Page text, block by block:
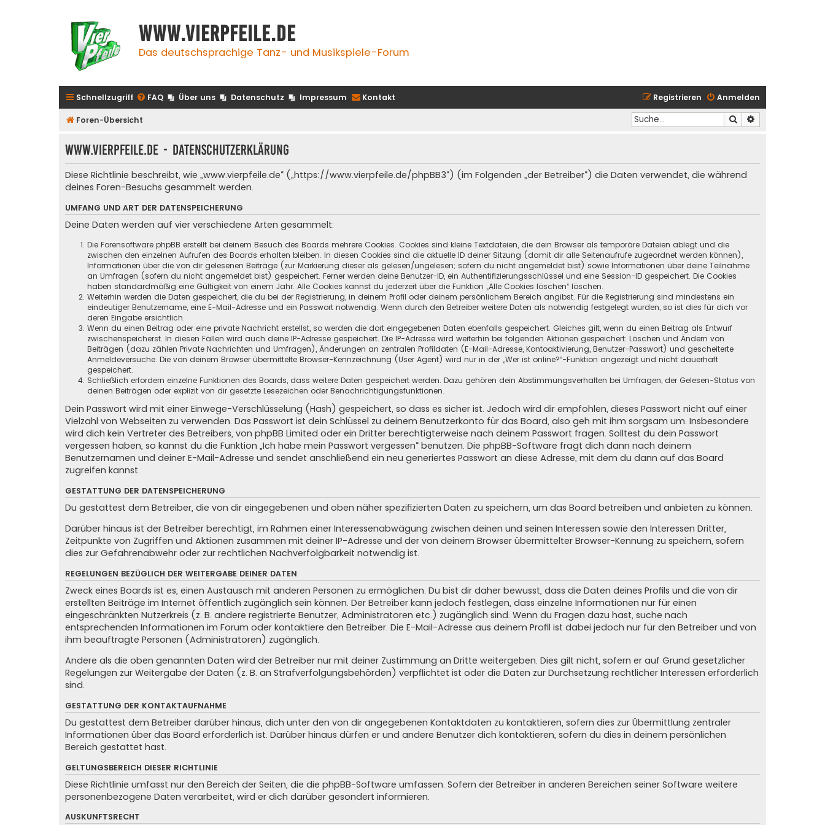
www.vierpfeile.de
Das deutschsprachige Tanz- und Musikspiele-Forum
Schnellzugriff FAQ Über uns Datenschutz Impressum Kontakt Anmelden
Registrieren
Foren-Übersicht Suche
www.vierpfeile.de - Datenschutzerklärung
Diese Richtlinie beschreibt, wie „www.vierpfeile.de“ („https://www.vierpfeile.de/phpBB3“) (im Folgenden „der Betreiber“) die Daten verwendet, die während
deines Foren-Besuchs gesammelt werden.
UMFANG UND ART DER DATENSPEICHERUNG
Deine Daten werden auf vier verschiedene Arten gesammelt:
Die Forensoftware phpBB erstellt bei deinem Besuch des Boards mehrere Cookies. Cookies sind kleine Textdateien, die dein Browser als temporäre Dateien ablegt und die
zwischen den einzelnen Aufrufen des Boards erhalten bleiben. In diesen Cookies sind die aktuelle ID deiner Sitzung (damit dir alle Seitenaufrufe zugeordnet werden können),
Informationen über die von dir gelesenen Beiträge (zur Markierung dieser als gelesen/ungelesen; sofern du nicht angemeldet bist) sowie Informationen über deine Teilnahme
an Umfragen (sofern du nicht angemeldet bist) gespeichert. Ferner werden deine Benutzer-ID, ein Authentifizierungsschlüssel und eine Session-ID gespeichert. Die Cookies
haben standardmäßig eine Gültigkeit von einem Jahr. Alle Cookies kannst du jederzeit über die Funktion „Alle Cookies löschen“ löschen.
Weiterhin werden die Daten gespeichert, die du bei der Registrierung, in deinem Profil oder deinem persönlichem Bereich angibst. Für die Registrierung sind mindestens ein
eindeutiger Benutzername, eine E-Mail-Adresse und ein Passwort notwendig. Wenn durch den Betreiber weitere Daten als notwendig festgelegt wurden, so ist dies für dich vor
deren Eingabe ersichtlich.
Wenn du einen Beitrag oder eine private Nachricht erstellst, so werden die dort eingegebenen Daten ebenfalls gespeichert. Gleiches gilt, wenn du einen Beitrag als Entwurf
zwischenspeicherst. In diesen Fällen wird auch deine IP-Adresse gespeichert. Die IP-Adresse wird weiterhin bei folgenden Aktionen gespeichert: Löschen und Ändern von
Beiträgen (dazu zählen Private Nachrichten und Umfragen), Änderungen an zentralen Profildaten (E-Mail-Adresse, Kontoaktivierung, Benutzer-Passwort) und gescheiterte
Anmeldeversuche. Die von deinem Browser übermittelte Browser-Kennzeichnung (User Agent) wird nur in der „Wer ist online?“-Funktion angezeigt und nicht dauerhaft
gespeichert.
Schließlich erfordern einzelne Funktionen des Boards, dass weitere Daten gespeichert werden. Dazu gehören dein Abstimmungsverhalten bei Umfragen, der Gelesen-Status von
deinen Beiträgen oder explizit von dir gesetzte Lesezeichen oder Benachrichtigungsfunktionen.
Dein Passwort wird mit einer Einwege-Verschlüsselung (Hash) gespeichert, so dass es sicher ist. Jedoch wird dir empfohlen, dieses Passwort nicht auf einer
Vielzahl von Webseiten zu verwenden. Das Passwort ist dein Schlüssel zu deinem Benutzerkonto für das Board, also geh mit ihm sorgsam um. Insbesondere
wird dich kein Vertreter des Betreibers, von phpBB Limited oder ein Dritter berechtigterweise nach deinem Passwort fragen. Solltest du dein Passwort
vergessen haben, so kannst du die Funktion „Ich habe mein Passwort vergessen“ benutzen. Die phpBB-Software fragt dich dann nach deinem
Benutzernamen und deiner E-Mail-Adresse und sendet anschließend ein neu generiertes Passwort an diese Adresse, mit dem du dann auf das Board
zugreifen kannst.
GESTATTUNG DER DATENSPEICHERUNG
Du gestattest dem Betreiber, die von dir eingegebenen und oben näher spezifizierten Daten zu speichern, um das Board betreiben und anbieten zu können.
Darüber hinaus ist der Betreiber berechtigt, im Rahmen einer Interessenabwägung zwischen deinen und seinen Interessen sowie den Interessen Dritter,
Zeitpunkte von Zugriffen und Aktionen zusammen mit deiner IP-Adresse und der von deinem Browser übermittelter Browser-Kennung zu speichern, sofern
dies zur Gefahrenabwehr oder zur rechtlichen Nachverfolgbarkeit notwendig ist.
REGELUNGEN BEZÜGLICH DER WEITERGABE DEINER DATEN
Zweck eines Boards ist es, einen Austausch mit anderen Personen zu ermöglichen. Du bist dir daher bewusst, dass die Daten deines Profils und die von dir
erstellten Beiträge im Internet öffentlich zugänglich sein können. Der Betreiber kann jedoch festlegen, dass einzelne Informationen nur für einen
eingeschränkten Nutzerkreis (z. B. andere registrierte Benutzer, Administratoren etc.) zugänglich sind. Wenn du Fragen dazu hast, suche nach
entsprechenden Informationen im Forum oder kontaktiere den Betreiber. Die E-Mail-Adresse aus deinem Profil ist dabei jedoch nur für den Betreiber und von
ihm beauftragte Personen (Administratoren) zugänglich.
Andere als die oben genannten Daten wird der Betreiber nur mit deiner Zustimmung an Dritte weitergeben. Dies gilt nicht, sofern er auf Grund gesetzlicher
Regelungen zur Weitergabe der Daten (z. B. an Strafverfolgungsbehörden) verpflichtet ist oder die Daten zur Durchsetzung rechtlicher Interessen erforderlich
sind.
GESTATTUNG DER KONTAKTAUFNAHME
Du gestattest dem Betreiber darüber hinaus, dich unter den von dir angegebenen Kontaktdaten zu kontaktieren, sofern dies zur Übermittlung zentraler
Informationen über das Board erforderlich ist. Darüber hinaus dürfen er und andere Benutzer dich kontaktieren, sofern du dies in deinem persönlichen
Bereich gestattet hast.
GELTUNGSBEREICH DIESER RICHTLINIE
Diese Richtlinie umfasst nur den Bereich der Seiten, die die phpBB-Software umfassen. Sofern der Betreiber in anderen Bereichen seiner Software weitere
personenbezogene Daten verarbeitet, wird er dich darüber gesondert informieren.
AUSKUNFTSRECHT